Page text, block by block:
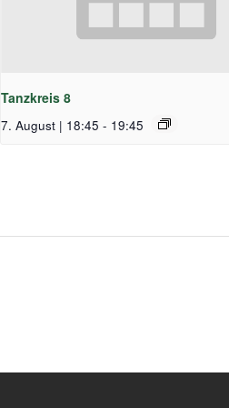
Tanzkreis 8
7. August | 18:45 - 19:45